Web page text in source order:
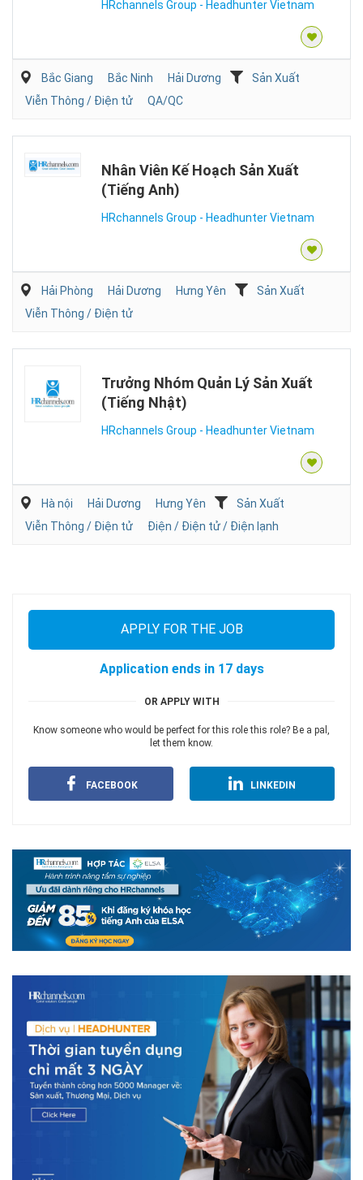
HRchannels Group - Headhunter Vietnam
Bắc Giang Bắc Ninh Hải Dương
Sản Xuất
Viễn Thông / Điện tử
QA/QC
Nhân Viên Kế Hoạch Sản Xuất
(Tiếng Anh)
HRchannels Group - Headhunter Vietnam
Hải Phòng Hải Dương Hưng Yên
Sản Xuất
Viễn Thông / Điện tử
Trưởng Nhóm Quản Lý Sản Xuất
(Tiếng Nhật)
HRchannels Group - Headhunter Vietnam
Hà nội Hải Dương Hưng Yên
Sản Xuất
Viễn Thông / Điện tử
Điện / Điện tử / Điện lạnh
APPLY FOR THE JOB
Application ends in 17 days
OR APPLY WITH
Know someone who would be perfect for this role this role? Be a pal,
let them know.
FACEBOOK LINKEDIN